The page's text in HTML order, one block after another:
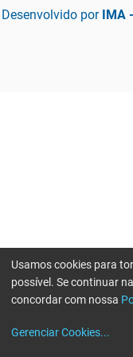
Desenvolvido por IMA
Usamos cookies para
possível. Se continuar
concordar com nossa
Gerenciar Cookies...
Erro ao enviar